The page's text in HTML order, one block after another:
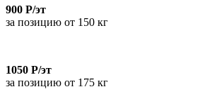
900 Р/эт
за позицию от 150 кг
1050 Р/эт
за позицию от 175 кг